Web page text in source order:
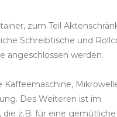
zum Teil
Schreibtische und
angeschlossen werden.
Des Weiteren ist im
z.B. für eine gemütliche